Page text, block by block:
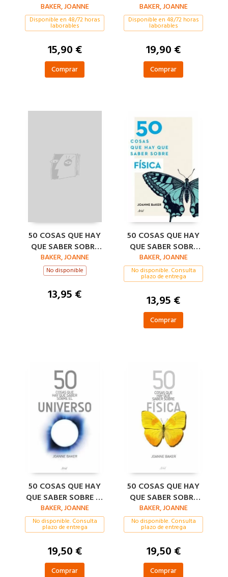
UNIVERSO
BAKER, JOANNE
Disponible en 48/72 horas
laborables
15,90 €
Comprar
FÍSICA Y FÍSICA
CUÁNTICA
BAKER, JOANNE
Disponible en 48/72 horas
laborables
19,90 €
Comprar
50 COSAS QUE HAY
QUE SABER SOBRE
FÍSICA CUÁNTICA
BAKER, JOANNE
No disponible
13,95 €
50 COSAS QUE HAY
QUE SABER SOBRE
FÍSICA
BAKER, JOANNE
No disponible. Consulta
plazo de entrega
13,95 €
Comprar
50 COSAS QUE HAY
QUE SABER SOBRE EL
UNIVERSO
BAKER, JOANNE
No disponible. Consulta
plazo de entrega
19,50 €
Comprar
50 COSAS QUE HAY
QUE SABER SOBRE
FISICA
BAKER, JOANNE
No disponible. Consulta
plazo de entrega
19,50 €
Comprar